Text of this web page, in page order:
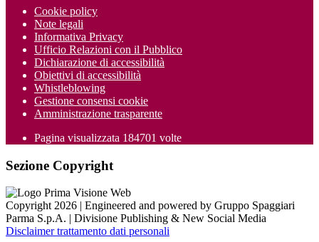
Cookie policy
Note legali
Informativa Privacy
Ufficio Relazioni con il Pubblico
Dichiarazione di accessibilità
Obiettivi di accessibilità
Whistleblowing
Gestione consensi cookie
Amministrazione trasparente
Pagina visualizzata 184701 volte
Sezione Copyright
Copyright 2026 | Engineered and powered by Gruppo Spaggiari
Parma S.p.A. | Divisione Publishing & New Social Media
Disclaimer trattamento dati personali